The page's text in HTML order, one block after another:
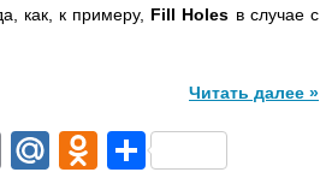
как, к примеру, Fill Holes в случае с
Читать далее »
EmailMail.RuOdnoklassniki
Отправить